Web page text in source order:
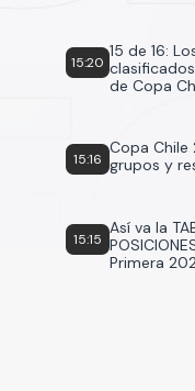
15:20
15 de 16:
de Copa
15:16
Copa Chile
grupos y
15:15
Así va la
Primera